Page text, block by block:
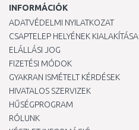
INFORMÁCIÓK
ADATVÉDELMI NYILATKOZAT
CSAPTELEP HELYÉNEK KIALAKÍTÁSA
ELÁLLÁSI JOG
FIZETÉSI MÓDOK
GYAKRAN ISMÉTELT KÉRDÉSEK
HIVATALOS SZERVIZEK
HŰSÉGPROGRAM
RÓLUNK